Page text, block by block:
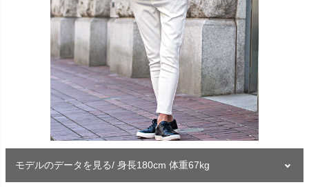
モデルのデータを見る/ 身長180cm 体重67kg